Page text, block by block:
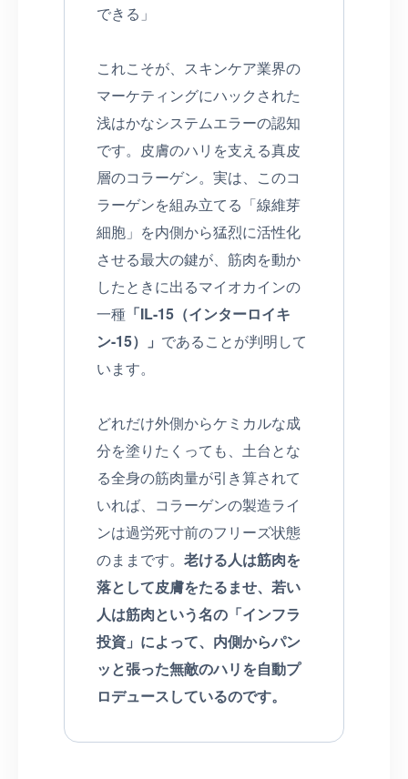
できる」
これこそが、スキンケア業界の
マーケティングにハックされた
浅はかなシステムエラーの認知
です。皮膚のハリを支える真皮
層のコラーゲン。実は、このコ
ラーゲンを組み立てる「線維芽
細胞」を内側から猛烈に活性化
させる最大の鍵が、筋肉を動か
したときに出るマイオカインの
一種 「IL-15（インターロイキ
ン-15）」 であることが判明して
います。
どれだけ外側からケミカルな成
分を塗りたくっても、土台とな
る全身の筋肉量が引き算されて
いれば、コラーゲンの製造ライ
ンは過労死寸前のフリーズ状態
のままです。 老ける人は筋肉を
落として皮膚をたるませ、若い
人は筋肉という名の「インフラ
投資」によって、内側からパン
ッと張った無敵のハリを自動プ
ロデュースしているのです。